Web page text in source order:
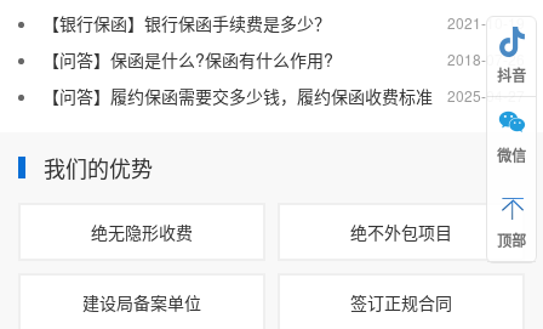
2021-10-19
【银行保函】银行保函手续费是多少？
2018-07-26
【问答】保函是什么?保函有什么作用?
2025-04-27
【问答】履约保函需要交多少钱，履约保函收费标准
我们的优势
绝无隐形收费 绝不外包项目
建设局备案单位 签订正规合同
抖音
微信
顶部